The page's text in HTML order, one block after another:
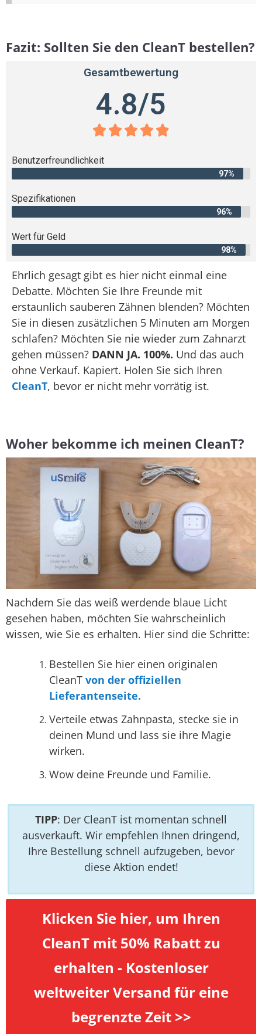
Fazit: Sollten Sie den CleanT bestellen?
Gesamtbewertung
4.8/5
    
Benutzerfreundlichkeit
97%
Spezifikationen
96%
Wert für Geld
98%
Ehrlich gesagt gibt es hier nicht einmal eine
Debatte. Möchten Sie Ihre Freunde mit
erstaunlich sauberen Zähnen blenden? Möchten
Sie in diesen zusätzlichen 5 Minuten am Morgen
schlafen? Möchten Sie nie wieder zum Zahnarzt
gehen müssen? DANN JA. 100%. Und das auch
ohne Verkauf. Kapiert. Holen Sie sich Ihren
CleanT, bevor er nicht mehr vorrätig ist.
Woher bekomme ich meinen CleanT?
Nachdem Sie das weiß werdende blaue Licht
gesehen haben, möchten Sie wahrscheinlich
wissen, wie Sie es erhalten. Hier sind die Schritte:
Bestellen Sie hier einen originalen
CleanT von der offiziellen
Lieferantenseite.
Verteile etwas Zahnpasta, stecke sie in
deinen Mund und lass sie ihre Magie
wirken.
Wow deine Freunde und Familie.
TIPP: Der CleanT ist momentan schnell
ausverkauft. Wir empfehlen Ihnen dringend,
Ihre Bestellung schnell aufzugeben, bevor
diese Aktion endet!
Klicken Sie hier, um Ihren
CleanT mit 50% Rabatt zu
erhalten - Kostenloser
weltweiter Versand für eine
begrenzte Zeit >>